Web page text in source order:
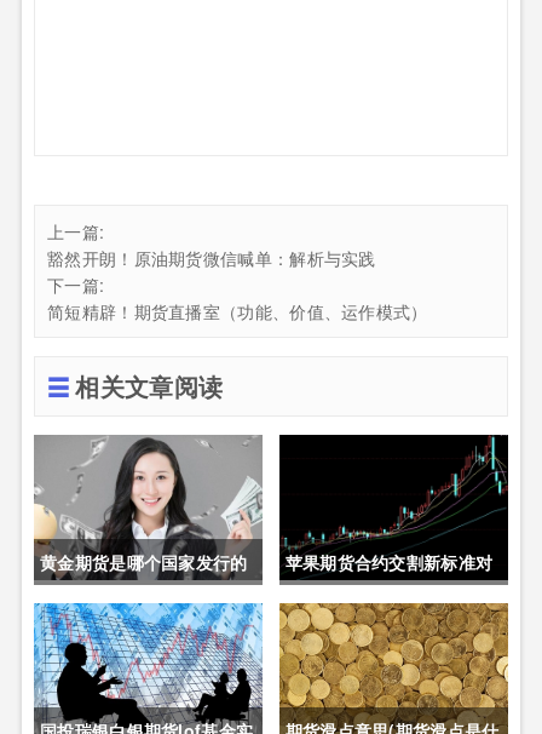
上一篇:
豁然开朗！原油期货微信喊单：解析与实践
下一篇:
简短精辟！期货直播室（功能、价值、运作模式）
相关文章阅读
黄金期货是哪个国家发行的
呢(黄金期货是属于国内盘
吗)
苹果期货合约交割新标准对
价格的影响(苹果期货合约交
割新标准对价格的影响有哪
些)